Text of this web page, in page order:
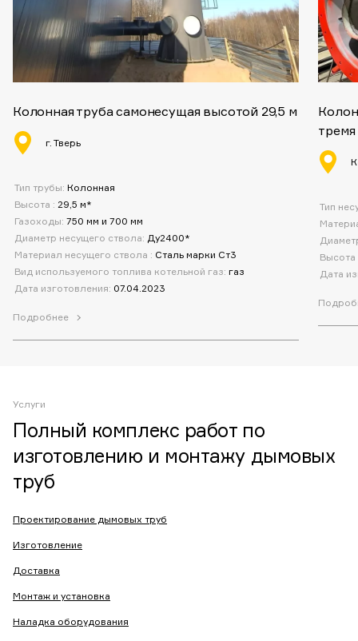
Колонная труба самонесущая высотой 29,5 м
г. Тверь
Тип трубы: Колонная
Высота : 29,5 м*
Газоходы: 750 мм и 700 мм
Диаметр несущего ствола: Ду2400*
Материал несущего ствола : Сталь марки Ст3
Вид используемого топлива котельной газ: газ
Дата изготовления: 07.04.2023
Подробнее
Тип
Дата
Услуги
Полный комплекс работ по
изготовлению и монтажу дымовых
труб
Проектирование дымовых труб
Изготовление
Доставка
Монтаж и установка
Наладка оборудования